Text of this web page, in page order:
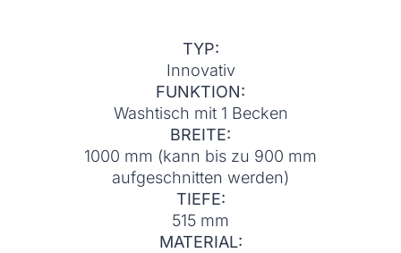
TYP:
Innovativ
FUNKTION:
Washtisch mit 1 Becken
BREITE:
1000 mm (kann bis zu 900 mm
aufgeschnitten werden)
TIEFE:
515 mm
MATERIAL: